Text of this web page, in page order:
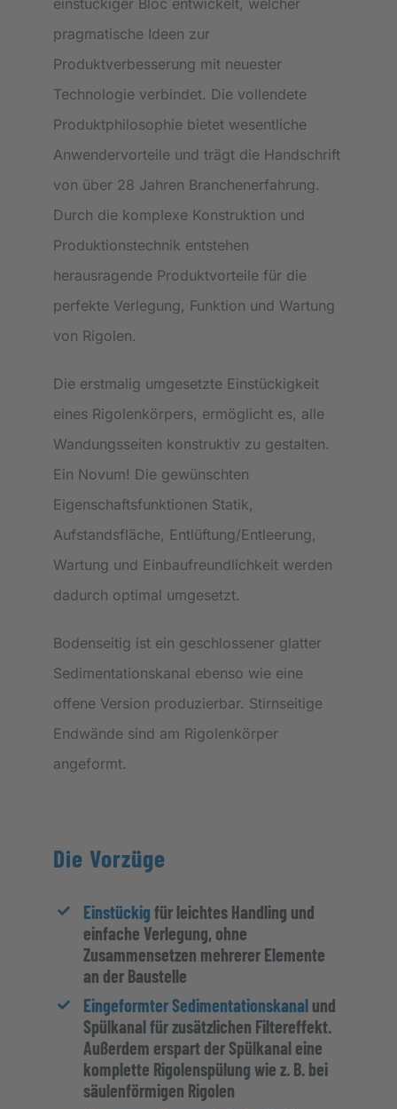
pragmatische Ideen zur
Produktverbesserung mit neuester
Technologie verbindet. Die vollendete
Produktphilosophie bietet wesentliche
Anwendervorteile und trägt die Handschrift
von über 28 Jahren Branchenerfahrung.
Durch die komplexe Konstruktion und
Produktionstechnik entstehen
herausragende Produktvorteile für die
perfekte Verlegung, Funktion und Wartung
von Rigolen.
Die erstmalig umgesetzte Einstückigkeit
eines Rigolenkörpers, ermöglicht es, alle
Wandungsseiten konstruktiv zu gestalten.
Ein Novum! Die gewünschten
Eigenschaftsfunktionen Statik,
Aufstandsfläche, Entlüftung/Entleerung,
Wartung und Einbaufreundlichkeit werden
dadurch optimal umgesetzt.
Bodenseitig ist ein geschlossener glatter
Sedimentationskanal ebenso wie eine
offene Version produzierbar. Stirnseitige
Endwände sind am Rigolenkörper
angeformt.
Die Vorzüge
Einstückig für leichtes Handling und
einfache Verlegung, ohne
Zusammensetzen mehrerer Elemente
an der Baustelle
Eingeformter Sedimentationskanal und
Spülkanal für zusätzlichen Filtereffekt.
Außerdem erspart der Spülkanal eine
komplette Rigolenspülung wie z. B. bei
säulenförmigen Rigolen